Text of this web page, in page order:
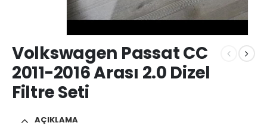
Volkswagen Passat CC
2011-2016 Arası 2.0 Dizel
Filtre Seti
AÇIKLAMA